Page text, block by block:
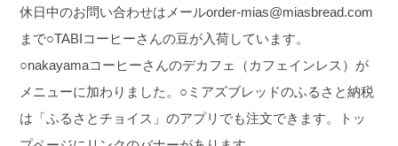
休日中のお問い合わせはメールorder-mias@miasbread.com
まで○TABIコーヒーさんの豆が入荷しています。
○nakayamaコーヒーさんのデカフェ（カフェインレス）が
メニューに加わりました。 ○ミアズブレッドのふるさと納税
は「ふるさとチョイス」のアプリでも注文できます。トッ